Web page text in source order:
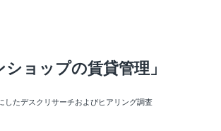
ショップの賃貸管理」
たデスクリサーチおよびヒアリング調査